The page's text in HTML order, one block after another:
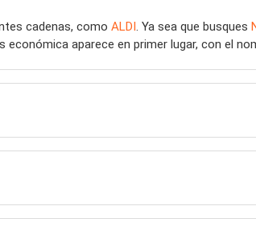
cadenas, como ALDI . Ya sea que busques
aparece en primer lugar, con el